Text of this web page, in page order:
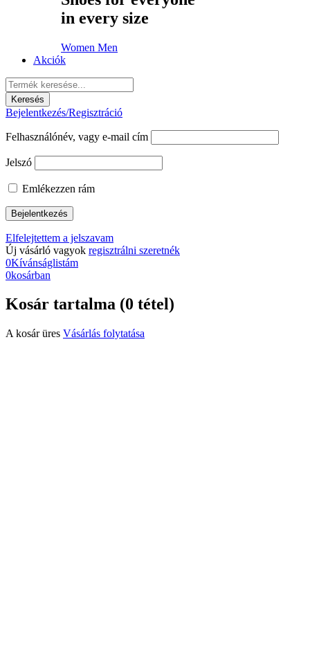
in every size
Women Men
Akciók
Bejelentkezés/Regisztráció
Felhasználónév, vagy e-mail cím
Jelszó
Emlékezzen rám
Elfelejtettem a jelszavam
Új vásárló vagyok regisztrálni szeretnék
0Kívánságlistám
0kosárban
Kosár tartalma (0 tétel)
A kosár üres Vásárlás folytatása